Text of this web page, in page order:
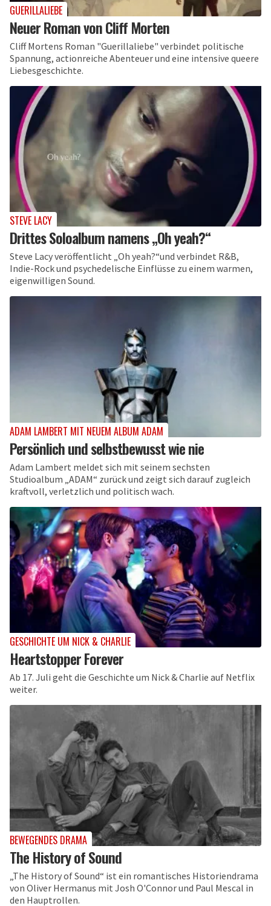
GUERILLALIEBE
Neuer Roman von Cliff Morten
Cliff Mortens Roman "Guerillaliebe" verbindet politische
Spannung, actionreiche Abenteuer und eine intensive queere
Liebesgeschichte.
STEVE LACY
Drittes Soloalbum namens „Oh yeah?“
Steve Lacy veröffentlicht „Oh yeah?“und verbindet R&B,
Indie-Rock und psychedelische Einflüsse zu einem warmen,
eigenwilligen Sound.
ADAM LAMBERT MIT NEUEM ALBUM ADAM
Persönlich und selbstbewusst wie nie
Adam Lambert meldet sich mit seinem sechsten
Studioalbum „ADAM“ zurück und zeigt sich darauf zugleich
kraftvoll, verletzlich und politisch wach.
GESCHICHTE UM NICK & CHARLIE
Heartstopper Forever
Ab 17. Juli geht die Geschichte um Nick & Charlie auf Netflix
weiter.
BEWEGENDES DRAMA
The History of Sound
„The History of Sound“ ist ein romantisches Historiendrama
von Oliver Hermanus mit Josh O'Connor und Paul Mescal in
den Hauptrollen.